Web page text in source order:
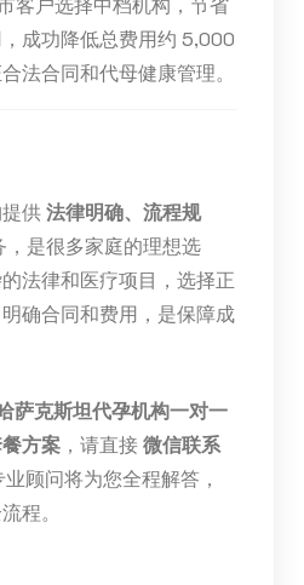
成功降低总费用约 5,000
法合同和代母健康管理。
供法律明确、流程规
，是很多家庭的理想选
法律和医疗项目，选择正
确合同和费用，是保障成
萨克斯坦代孕机构一对一
方案，请直接微信联系
业顾问将为您全程解答，
程。